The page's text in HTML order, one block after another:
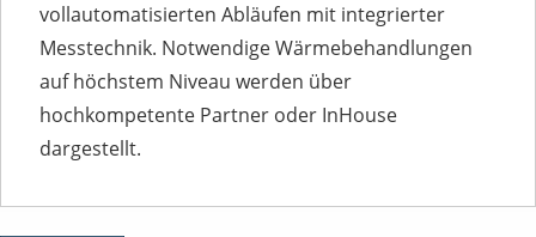
vollautomatisierten Abläufen mit integrierter
Messtechnik. Notwendige Wärmebehandlungen
auf höchstem Niveau werden über
hochkompetente Partner oder InHouse
dargestellt.